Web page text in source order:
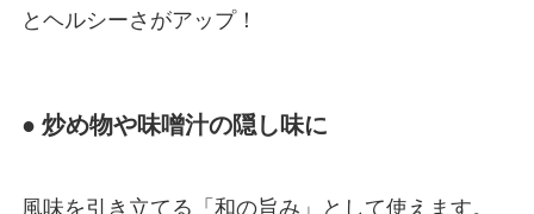
とヘルシーさがアップ！
● 炒め物や味噌汁の隠し味に
風味を引き立てる「和の旨み」として使えます。